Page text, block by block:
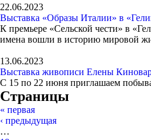
22.06.2023
Выставка «Образы Италии» в
К премьере «Сельской чести» в
имена вошли в историю мировой
13.06.2023
Выставка живописи Елены
С 15 по 22 июня приглашаем
Страницы
« первая
‹ предыдущая
…